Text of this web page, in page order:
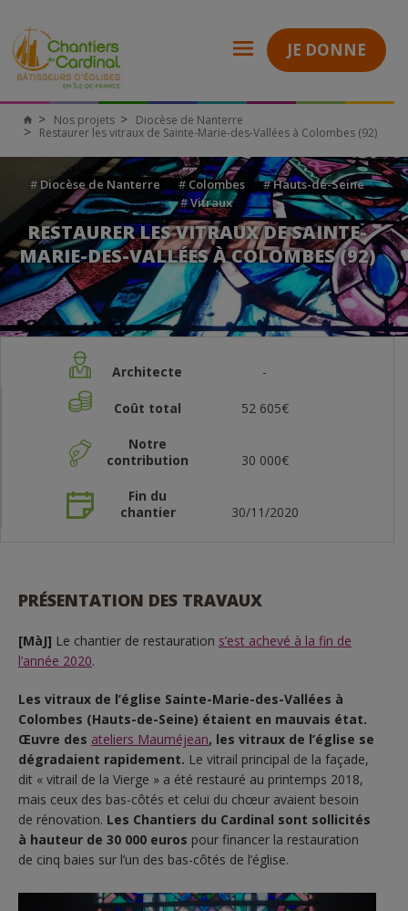
JE DONNE
Nos projets
Diocèse de Nanterre
Restaurer les vitraux de Sainte-Marie-des-Vallées à Colombes (92)
# Diocèse de Nanterre # Colombes #Hauts-de-Seine
#Vitraux
RESTAURER LES VITRAUX DE SAINTE-
MARIE-DES-VALLÉES À COLOMBES (92)
Architecte -
Coût total 52 605€
Notre
contribution
30 000€
Fin du
chantier
30/11/2020
PRÉSENTATION DES TRAVAUX
[MàJ] Le chantier de restauration s’est achevé à la fin de
l’année 2020.
Les vitraux de l’église Sainte-Marie-des-Vallées à
Colombes (Hauts-de-Seine) étaient en mauvais état.
Œuvre des ateliers Mauméjean, les vitraux de l’église se
dégradaient rapidement. Le vitrail principal de la façade,
dit « vitrail de la Vierge » a été restauré au printemps 2018,
mais ceux des bas-côtés et celui du chœur avaient besoin
de rénovation. Les Chantiers du Cardinal sont sollicités
à hauteur de 30 000 euros pour financer la restauration
de cinq baies sur l’un des bas-côtés de l’église.